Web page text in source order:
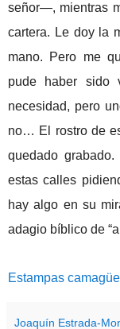
señor—, mientras
cartera. Le doy la
mano. Pero me
pude haber sido
necesidad, pero
no… El rostro de
quedado
estas calles
hay algo en su
adagio bíblico de “a
Estampas
Joaquín Estrada-